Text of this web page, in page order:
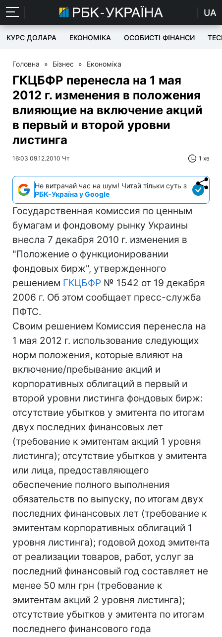
UA
КУРС ДОЛАРА ЕКОНОМІКА ОСОБИСТІ ФІНАНСИ
Головна » Бізнес » Економіка
ГКЦБФР перенесла на 1 мая
2012 г. изменения в положения
влияющие на включение акций
в первый и второй уровни
листинга
16:03 09.12.2010 Чт 1 хв
Не витрачай час на шум! Читай тільки суть з
РБК-Україна у Google
Государственная комиссия по ценным
бумагам и фондовому рынку Украины
внесла 7 декабря 2010 г. изменения в
"Положение о функционировании
фондовых бирж", утвержденного
решением ГКЦБФР № 1542 от 19 декабря
2006 г. Об этом сообщает пресс-служба
ПФТС.
Своим решением Комиссия перенесла на
1 мая 2012 г. использование следующих
норм положения, которые влияют на
включение/пребывание акций и
корпоративных облигаций в первый и
второй уровни листинга фондовых бирж:
отсутствие убытков у эмитента по итогам
двух последних финансовых лет
(требование к эмитентам акций 1 уровня
листинга); отсутствие убытков у эмитента
или лица, предоставляющего
обеспечение полного выполнения
обязательств по выпуску, по итогам двух
последних финансовых лет (требование к
эмитентам корпоративных облигаций 1
уровня листинга); годовой доход эмитента
от реализации товаров, работ, услуг за
последний финансовый год составляет не
менее 50 млн грн (требование к
эмитентам акций 2 уровня листинга);
отсутствие убытков у эмитента по итогам
последнего финансового года